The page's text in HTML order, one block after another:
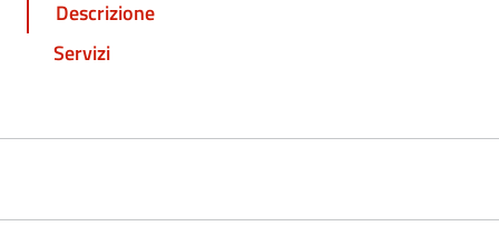
Descrizione
Servizi